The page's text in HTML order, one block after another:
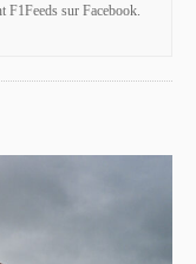
F1Feeds sur Facebook.